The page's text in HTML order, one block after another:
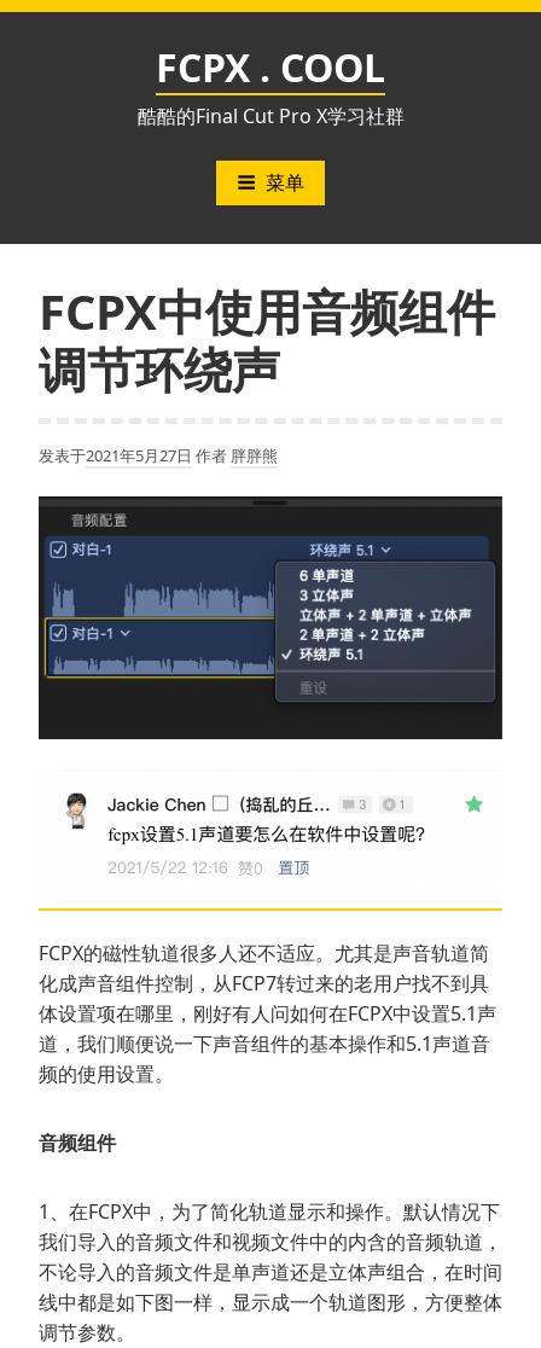
跳
FCPX . COOL
酷酷的Final Cut Pro X学习社群
菜单
FCPX中使用音频组件
调节环绕声
发表于2021年5月27日 作者 胖胖熊
FCPX的磁性轨道很多人还不适应。尤其是声音轨道简
化成声音组件控制，从FCP7转过来的老用户找不到具
体设置项在哪里，刚好有人问如何在FCPX中设置5.1声
道，我们顺便说一下声音组件的基本操作和5.1声道音
频的使用设置。
音频组件
1、在FCPX中，为了简化轨道显示和操作。默认情况下
我们导入的音频文件和视频文件中的内含的音频轨道，
不论导入的音频文件是单声道还是立体声组合，在时间
线中都是如下图一样，显示成一个轨道图形，方便整体
调节参数。